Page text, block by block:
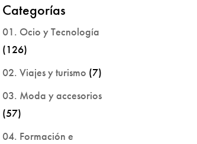
Categorías
01. Ocio y Tecnología
(126)
02. Viajes y turismo (7)
03. Moda y accesorios
(57)
04. Formación e